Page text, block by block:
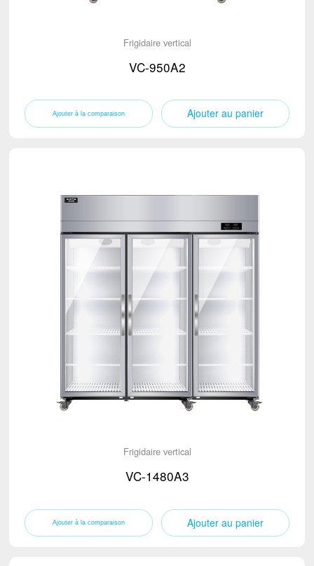
Frigidaire vertical
VC-950A2
Ajouter au panier
Frigidaire vertical
VC-1480A3
Ajouter au panier